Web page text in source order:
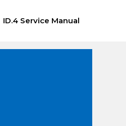
ID.4 Service Manual